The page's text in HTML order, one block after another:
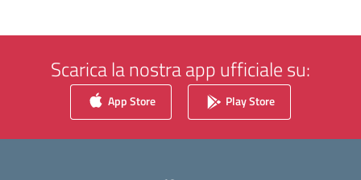
Scarica la nostra app ufficiale su:
App Store Play Store